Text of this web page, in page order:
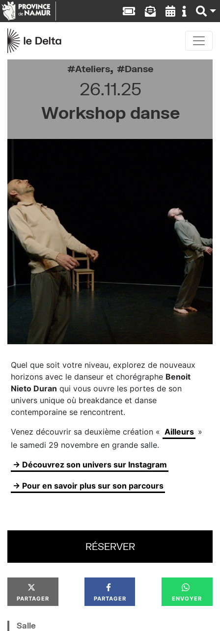
Ateliers, Danse
26.11.25
Workshop danse
Quel que soit votre niveau, explorez de nouveaux
horizons avec le danseur et chorégraphe Benoit
Nieto Duran qui vous ouvre les portes de son
univers unique où breakdance et danse
contemporaine se rencontrent.
Venez découvrir sa deuxième création « Ailleurs »
le samedi 29 novembre en grande salle.
→ Découvrez son univers sur Instagram
→ Pour en savoir plus sur son parcours
RÉSERVER
PARTAGER PARTAGER ENVOYER
Salle